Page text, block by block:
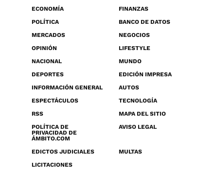
ECONOMÍA
FINANZAS
POLÍTICA
BANCO DE DATOS
MERCADOS
NEGOCIOS
OPINIÓN
LIFESTYLE
NACIONAL
MUNDO
DEPORTES
EDICIÓN IMPRESA
INFORMACIÓN GENERAL
AUTOS
ESPECTÁCULOS
TECNOLOGÍA
RSS
MAPA DEL SITIO
POLÍTICA DE
PRIVACIDAD DE
ÁMBITO.COM
AVISO LEGAL
EDICTOS JUDICIALES
MULTAS
LICITACIONES